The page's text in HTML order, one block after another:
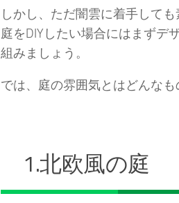
しかし、ただ闇雲に着手しても
庭をDIYしたい場合にはまずデ
組みましょう。
では、庭の雰囲気とはどんなも
1.北欧風の庭